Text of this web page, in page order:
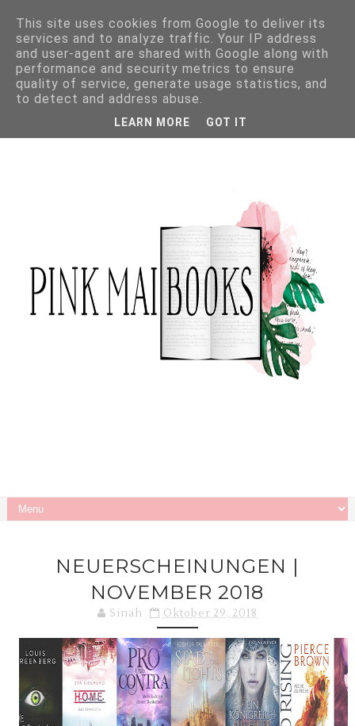
NEUERSCHEINUNGEN |
NOVEMBER 2018
Sinah Oktober 29, 2018
This site uses cookies from Google to deliver its
services and to analyze traffic. Your IP address
and user-agent are shared with Google along with
performance and security metrics to ensure
quality of service, generate usage statistics, and
to detect and address abuse.
LEARN MORE GOT IT